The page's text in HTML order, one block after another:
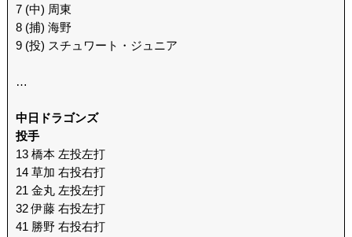
7 (中) 周東
8 (捕) 海野
9 (投) スチュワート・ジュニア
…
中日ドラゴンズ
投手
13 橋本 左投左打
14 草加 右投右打
21 金丸 左投左打
32 伊藤 右投左打
41 勝野 右投右打